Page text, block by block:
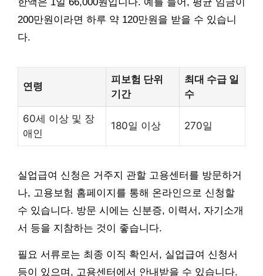
한액은 1일 66,000원입니다. 예를 들어, 평균 임금이
200만원이라면 하루 약 120만원을 받을 수 있습니
다.
연령
피보험 단위
기간
최대 수급 일
수
60세 이상 및 장
애인
180일 이상 270일
실업급여 신청은 거주지 관할 고용센터를 방문하거
나, 고용보험 홈페이지를 통해 온라인으로 신청할
수 있습니다. 방문 시에는 신분증, 이력서, 자기소개
서 등을 지참하는 것이 좋습니다.
필요 서류로는 최종 이직 확인서, 실업급여 신청서
등이 있으며, 고용센터에서 안내받을 수 있습니다.